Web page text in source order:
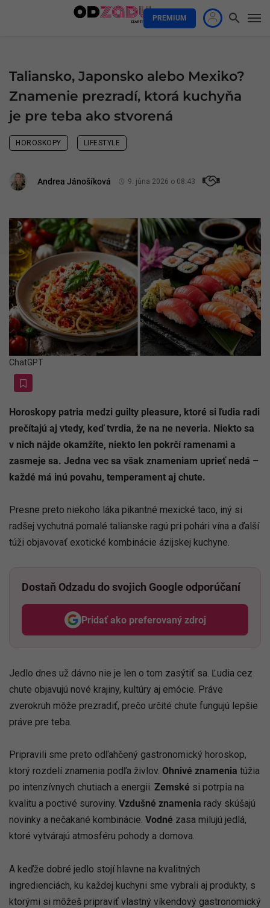
PREMIUM
Taliansko, Japonsko alebo Mexiko?
Znamenie prezradí, ktorá kuchyňa
je pre teba ako stvorená
HOROSKOPY LIFESTYLE
Andrea Jánošíková 9. júna 2026 o 08:43
ChatGPT
Horoskopy patria medzi guilty pleasure, ktoré si ľudia radi
prečítajú aj vtedy, keď tvrdia, že na ne neveria. Niekto sa
v nich nájde okamžite, niekto len pokrčí ramenami a
zasmeje sa. Jedna vec sa však znameniam uprieť nedá –
každé má inú povahu, temperament aj chute.
Presne preto niekoho láka pikantné mexické taco, iný si
radšej vychutná pomalé talianske ragú pri pohári vína a ďalší
túži objavovať exotické kombinácie ázijskej kuchyne.
Dostaň Odzadu do svojich Google odporúčaní
Pridať ako preferovaný zdroj
Odzadu, odkaz sa otvorí v
Jedlo dnes už dávno nie je len o tom zasýtiť sa. Ľudia cez
chute objavujú nové krajiny, kultúry aj emócie. Práve
zverokruh môže prezradiť, prečo určité chute fungujú lepšie
práve pre teba.
Pripravili sme preto odľahčený gastronomický horoskop,
ktorý rozdelí znamenia podľa živlov. Ohnivé znamenia túžia
po intenzívnych chutiach a energii. Zemské si potrpia na
kvalitu a poctivé suroviny. Vzdušné znamenia rady skúšajú
novinky a nečakané kombinácie. Vodné zasa milujú jedlá,
ktoré vytvárajú atmosféru pohody a domova.
A keďže dobré jedlo stojí hlavne na kvalitných
ingredienciách, ku každej kuchyni sme vybrali aj produkty, s
ktorými si môžeš pripraviť vlastný víkendový gastronomický